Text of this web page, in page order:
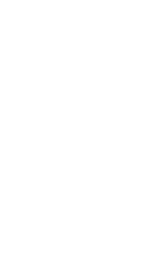
il tuo benessere
Antalgica: dal 6
la sfida dell’estate
dal 1 Giugno
sta tornando